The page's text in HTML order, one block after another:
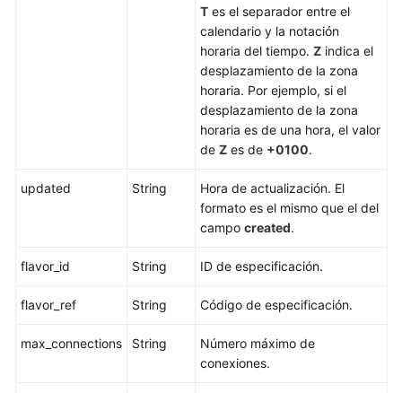
Modificación
de
T es el separador entre el
calendario y la notación
horaria del tiempo. Z indica el
desplazamiento de la zona
horaria. Por ejemplo, si el
desplazamiento de la zona
horaria es de una hora, el valor
de Z es de +0100.
updated String
Hora de actualización. El
formato es el mismo que el del
campo created.
flavor_id String ID de especificación.
flavor_ref String Código de especificación.
max_connections String
Número máximo de
conexiones.